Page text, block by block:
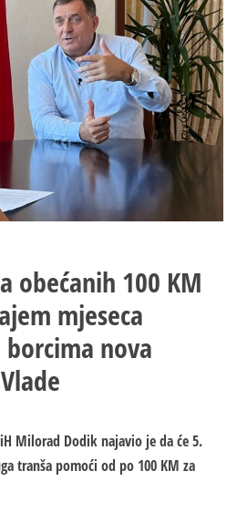
MLADIMA
obećanih 100 KM
mjeseca
nova
Milorad Dodik najavio je da će 5.
tranša pomoći od po 100 KM za